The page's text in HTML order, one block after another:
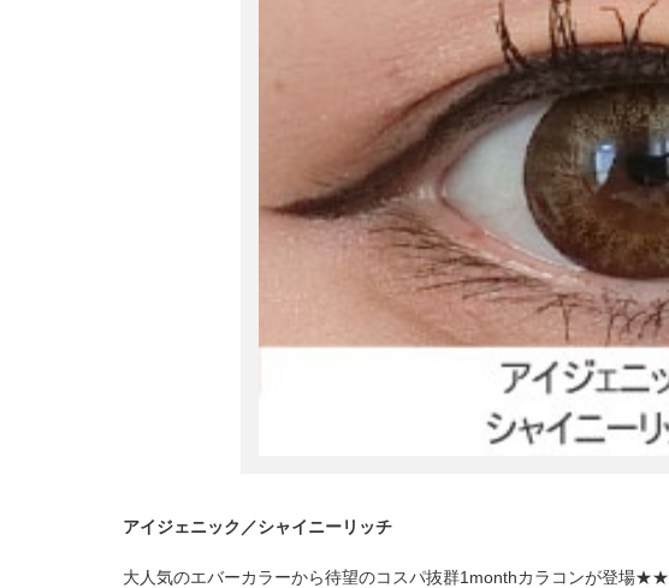
アイジェニック／シャイニーリッチ
大人気のエバーカラーから待望のコスパ抜群1monthカラコンが登場★★